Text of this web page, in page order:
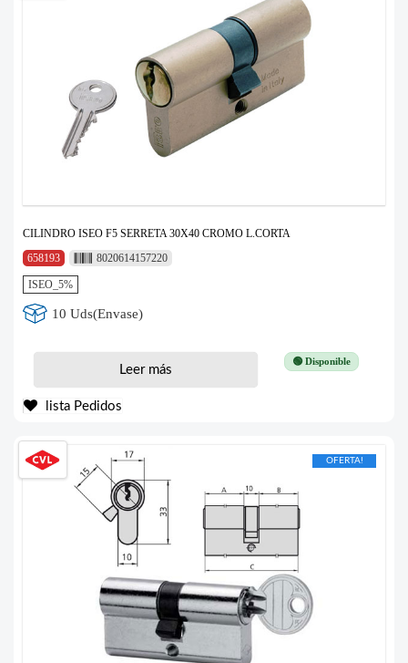
CILINDRO ISEO F5 SERRETA 30X40 CROMO L.CORTA
658193
8020614157220
ISEO_5%
10 Uds(Envase)
🟢 Disponible
Leer más
lista Pedidos
OFERTA!